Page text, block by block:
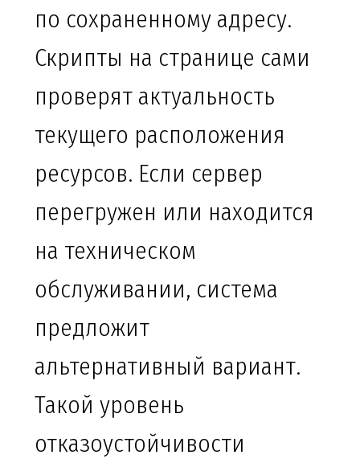
по сохраненному адресу.
Скрипты на странице сами
проверят актуальность
текущего расположения
ресурсов. Если сервер
перегружен или находится
на техническом
обслуживании, система
предложит
альтернативный вариант.
Такой уровень
отказоустойчивости